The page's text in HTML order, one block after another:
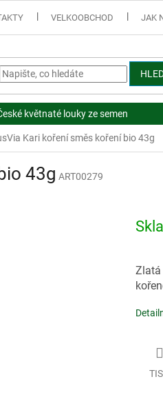
VELKOOBCHOD JAK
květnaté louky ze semen
Kari koření směs koření bio 43g
43g ART00279
Zlatá